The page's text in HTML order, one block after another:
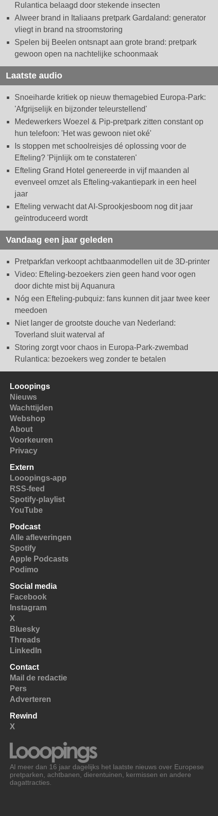
Rulantica belaagd door stekende insecten
Alweer brand in Italiaans pretpark Gardaland: generator
vliegt in brand na stroomstoring
Spelen bij Beelen ontsnapt aan grote brand: pretpark
gewoon open na nachtelijke schoonmaak
Laatste audio
Snoeiharde kritiek op nieuw themagebied Europa-Park:
'Afgrijselijk en bijzonder teleurstellend'
Medewerkers Woezel & Pip-pretpark zitten constant op
hun telefoon: 'Het was gewoon niet oké'
Is stoppen met schoolreisjes dé oplossing voor de
Efteling? 'Pijnlijk om te constateren'
Efteling Grand Hotel genereerde in vijf maanden al
evenveel omzet als Efteling-vakantiepark in een heel
jaar
Efteling verwacht dat AI-Sprookjesboom nog dit jaar
geïntroduceerd wordt
Vandaag een jaar geleden
Pretparkfan verkoopt achtbaanmodellen uit de 3D-printer
Video: Efteling-bezoekers zien geen hand voor ogen
door dichte mist bij Aquanura
Nóg een Efteling-pubquiz: fans kunnen dit jaar twee keer
meedoen
Niet langer de grootste douche van Nederland:
Toverland sluit waterval af
Storing zorgt voor chaos in Europa-Park-zwembad
Rulantica: bezoekers weg zonder te betalen
Looopings
Nieuws
Wachttijden
Webshop
About
Voorkeuren
Privacy
Extern
Looopings-app
RSS-feed
Spotify-playlist
YouTube
Podcast
Alle afleveringen
Spotify
Apple Podcasts
Podimo
Social media
Facebook
Instagram
X
Bluesky
Threads
LinkedIn
Contact
Mail de redactie
Pers
Adverteren
Rewind
X
Al meer dan 16 jaar dagelijks het laatste nieuws over Europese
pretparken, achtbanen, dierentuinen, kermissen en andere
dagattracties.